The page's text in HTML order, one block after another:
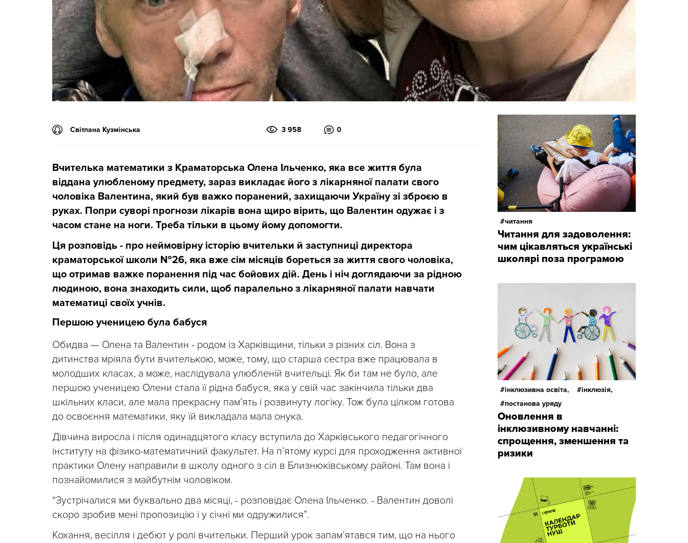
Світлана Кузмінська 3 958 0
Вчителька математики з Краматорська Олена Ільченко, яка все життя була
віддана улюбленому предмету, зараз викладає його з лікарняної палати свого
чоловіка Валентина, який був важко поранений, захищаючи Україну зі зброєю в
руках. Попри суворі прогнози лікарів вона щиро вірить, що Валентин одужає і з
часом стане на ноги. Треба тільки в цьому йому допомогти.
Ця розповідь - про неймовірну історію вчительки й заступниці директора
краматорської школи №26, яка вже сім місяців бореться за життя свого чоловіка,
що отримав важке поранення під час бойових дій. День і ніч доглядаючи за рідною
людиною, вона знаходить сили, щоб паралельно з лікарняної палати навчати
математиці своїх учнів.
Першою ученицею була бабуся
Обидва — Олена та Валентин - родом із Харківщини, тільки з різних сіл. Вона з
дитинства мріяла бути вчителькою, може, тому, що старша сестра вже працювала в
молодших класах, а може, наслідувала улюбленій вчительці. Як би там не було, але
першою ученицею Олени стала її рідна бабуся, яка у свій час закінчила тільки два
шкільних класи, але мала прекрасну пам’ять і розвинуту логіку. Тож була цілком готова
до освоєння математики, яку їй викладала мала онука.
Дівчина виросла і після одинадцятого класу вступила до Харківського педагогічного
інституту на фізико-математичний факультет. На п’ятому курсі для проходження активної
практики Олену направили в школу одного з сіл в Близнюківському районі. Там вона і
познайомилися з майбутнім чоловіком.
“Зустрічалися ми буквально два місяці, - розповідає Олена Ільченко. - Валентин доволі
скоро зробив мені пропозицію і у січні ми одружилися”.
Кохання, весілля і дебют у ролі вчительки. Перший урок запам’ятався тим, що на нього
читання
Читання для задоволення:
чим цікавляться українські
школярі поза програмою
інклюзивна освіта,
інклюзія,
постанова уряду
Оновлення в
інклюзивному навчанні:
спрощення, зменшення та
ризики